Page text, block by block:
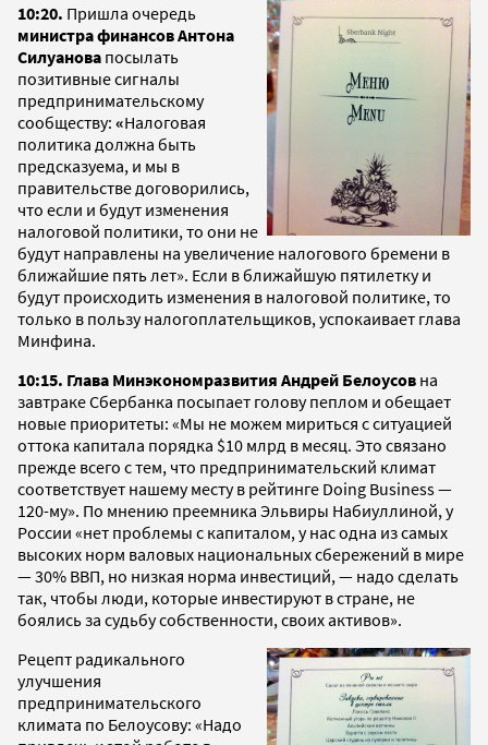
10:20. Пришла очередь
министра финансов Антона
Силуанова посылать
позитивные сигналы
предпринимательскому
сообществу: «Налоговая
политика должна быть
предсказуема, и мы в
правительстве договорились,
что если и будут изменения
налоговой политики, то они не
будут направлены на увеличение налогового бремени в
ближайшие пять лет». Если в ближайшую пятилетку и
будут происходить изменения в налоговой политике, то
только в пользу налогоплательщиков, успокаивает глава
Минфина.
10:15. Глава Минэкономразвития Андрей Белоусов на
завтраке Сбербанка посыпает голову пеплом и обещает
новые приоритеты: «Мы не можем мириться с ситуацией
оттока капитала порядка $10 млрд в месяц. Это связано
прежде всего с тем, что предпринимательский климат
соответствует нашему месту в рейтинге Doing Business —
120-му». По мнению преемника Эльвиры Набиуллиной, у
России «нет проблемы с капиталом, у нас одна из самых
высоких норм валовых национальных сбережений в мире
— 30% ВВП, но низкая норма инвестиций, — надо сделать
так, чтобы люди, которые инвестируют в стране, не
боялись за судьбу собственности, своих активов».
Рецепт радикального
улучшения
предпринимательского
климата по Белоусову: «Надо